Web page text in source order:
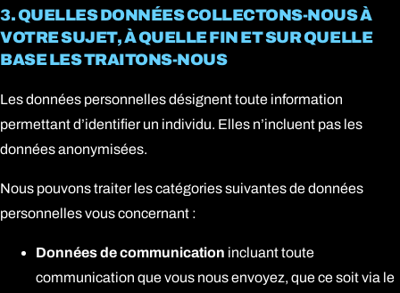
3. QUELLES DONNÉES COLLECTONS-NOUS À
VOTRE SUJET, À QUELLE FIN ET SUR QUELLE
BASE LES TRAITONS-NOUS
Les données personnelles désignent toute information
permettant d’identifier un individu. Elles n’incluent pas les
données anonymisées.
Nous pouvons traiter les catégories suivantes de données
personnelles vous concernant :
Données de communication incluant toute
communication que vous nous envoyez, que ce soit via le